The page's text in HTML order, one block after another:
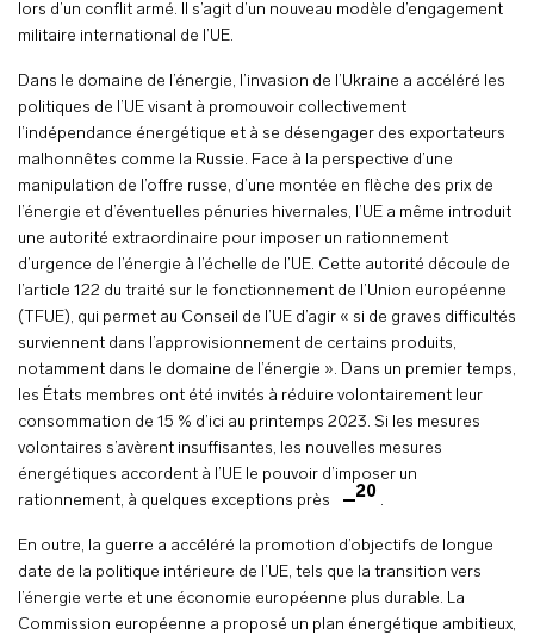
lors d’un conflit armé. Il s’agit d’un nouveau modèle d’engagement
militaire international de l’UE.
Dans le domaine de l’énergie, l’invasion de l’Ukraine a accéléré les
politiques de l’UE visant à promouvoir collectivement
l’indépendance énergétique et à se désengager des exportateurs
malhonnêtes comme la Russie. Face à la perspective d’une
manipulation de l’offre russe, d’une montée en flèche des prix de
l’énergie et d’éventuelles pénuries hivernales, l’UE a même introduit
une autorité extraordinaire pour imposer un rationnement
d’urgence de l’énergie à l’échelle de l’UE. Cette autorité découle de
l’article 122 du traité sur le fonctionnement de l’Union européenne
(TFUE), qui permet au Conseil de l’UE d’agir « si de graves difficultés
surviennent dans l’approvisionnement de certains produits,
notamment dans le domaine de l’énergie ». Dans un premier temps,
les États membres ont été invités à réduire volontairement leur
consommation de 15 % d’ici au printemps 2023. Si les mesures
volontaires s’avèrent insuffisantes, les nouvelles mesures
énergétiques accordent à l’UE le pouvoir d’imposer un
rationnement, à quelques exceptions près
20 .
En outre, la guerre a accéléré la promotion d’objectifs de longue
date de la politique intérieure de l’UE, tels que la transition vers
l’énergie verte et une économie européenne plus durable. La
Commission européenne a proposé un plan énergétique ambitieux,